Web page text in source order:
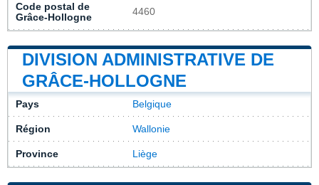
Code postal de
Grâce-Hollogne
4460
DIVISION ADMINISTRATIVE DE
GRÂCE-HOLLOGNE
Pays Belgique
Région Wallonie
Province Liège